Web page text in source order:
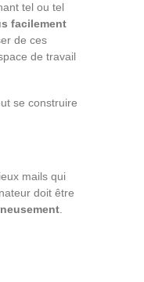
tel ou tel
facilement
de ces
de travail
se construire
mails qui
doit être